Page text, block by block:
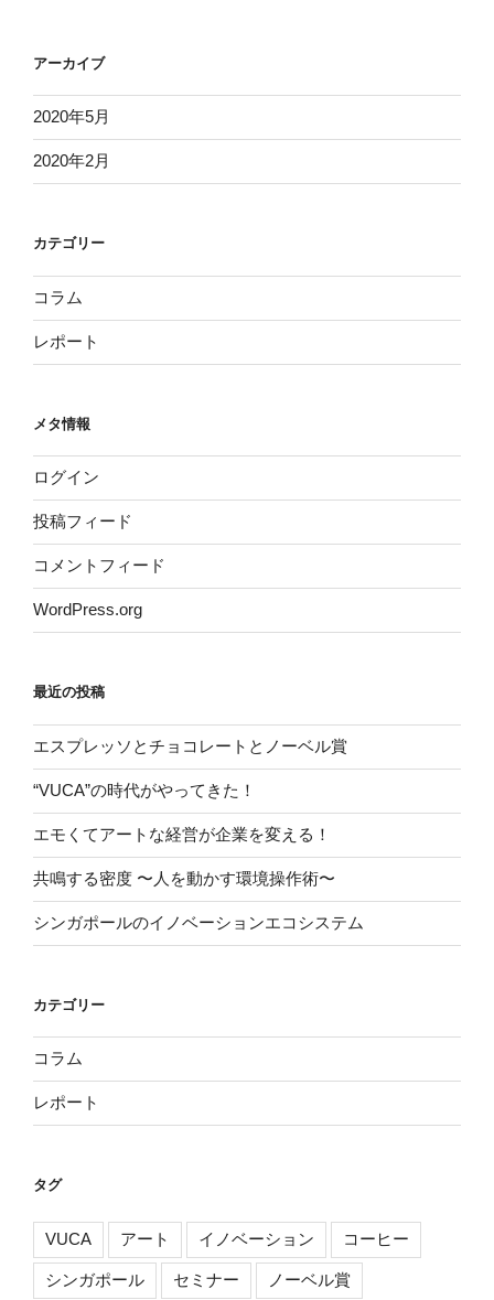
アーカイブ
2020年5月
2020年2月
カテゴリー
コラム
レポート
メタ情報
ログイン
投稿フィード
コメントフィード
WordPress.org
最近の投稿
エスプレッソとチョコレートとノーベル賞
“VUCA”の時代がやってきた！
エモくてアートな経営が企業を変える！
共鳴する密度 〜人を動かす環境操作術〜
シンガポールのイノベーションエコシステム
カテゴリー
コラム
レポート
タグ
VUCA アート イノベーション コーヒー
シンガポール セミナー ノーベル賞